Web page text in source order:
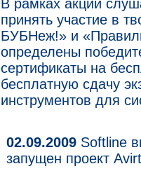
В рамках акции
принять участие в
БУБНеж!» и
определены
сертификаты на
бесплатную сдачу
инструментов для
02.09.2009 Softline
запущен проект